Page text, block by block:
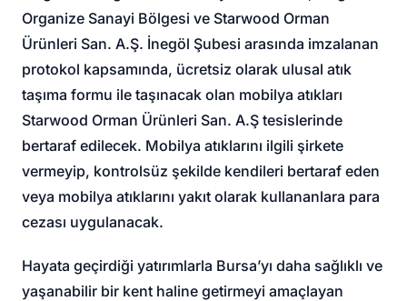
Organize Sanayi Bölgesi ve Starwood Orman
Ürünleri San. A.Ş. İnegöl Şubesi arasında imzalanan
protokol kapsamında, ücretsiz olarak ulusal atık
taşıma formu ile taşınacak olan mobilya atıkları
Starwood Orman Ürünleri San. A.Ş tesislerinde
bertaraf edilecek. Mobilya atıklarını ilgili şirkete
vermeyip, kontrolsüz şekilde kendileri bertaraf eden
veya mobilya atıklarını yakıt olarak kullananlara para
cezası uygulanacak.
Hayata geçirdiği yatırımlarla Bursa’yı daha sağlıklı ve
yaşanabilir bir kent haline getirmeyi amaçlayan